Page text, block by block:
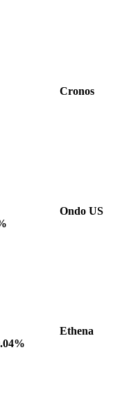
Cronos
Ondo US
Ethena